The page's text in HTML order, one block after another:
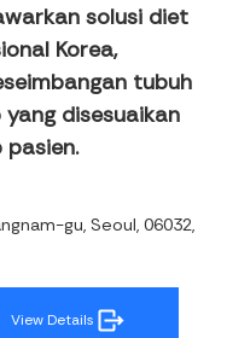
solusi diet
Korea,
tubuh
disesuaikan
gu, Seoul, 06032,
View Details